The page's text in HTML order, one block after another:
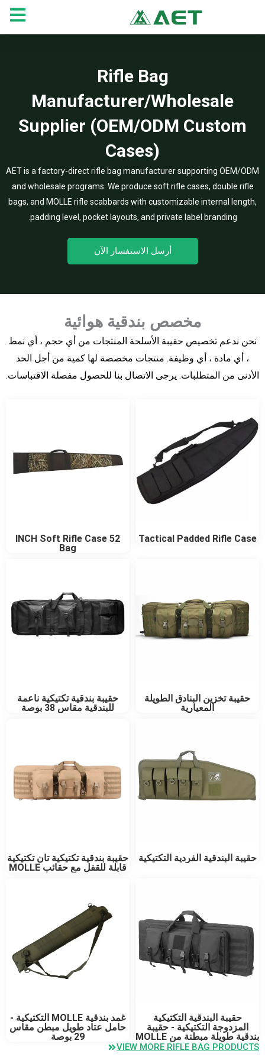
المحتوى
Rifle Bag
Manufacturer/Wholesale
Supplier (OEM/ODM Custom
Cases)
AET is a factory-direct rifle bag manufacturer supporting OEM/ODM
and wholesale programs. We produce soft rifle cases, double rifle
bags, and MOLLE rifle scabbards with customizable internal length,
padding level, pocket layouts, and private label branding.
أرسل الاستفسار الآن
مخصص بندقية هوائية
نحن ندعم تخصيص حقيبة الأسلحة المنتجات من أي حجم ، أي نمط
، أي مادة ، أي وظيفة. منتجات مخصصة لها كمية من أجل الحد
الأدنى من المتطلبات. يرجى الاتصال بنا للحصول مفصلة الاقتباسات.
Tactical Padded Rifle Case
52 INCH Soft Rifle Case
Bag
حقيبة تخزين البنادق الطويلة
المعيارية
حقيبة بندقية تكتيكية ناعمة
للبندقية مقاس 38 بوصة
حقيبة البندقية الفردية التكتيكية
حقيبة بندقية تكتيكية تان تكتيكية
قابلة للقفل مع حقائب MOLLE
حقيبة البندقية التكتيكية
المزدوجة التكتيكية - حقيبة
بندقية طويلة مبطنة من MOLLE
غمد بندقية MOLLE التكتيكية -
حامل عتاد طويل مبطن مقاس
29 بوصة
VIEW MORE RIFLE BAG PRODUCTS